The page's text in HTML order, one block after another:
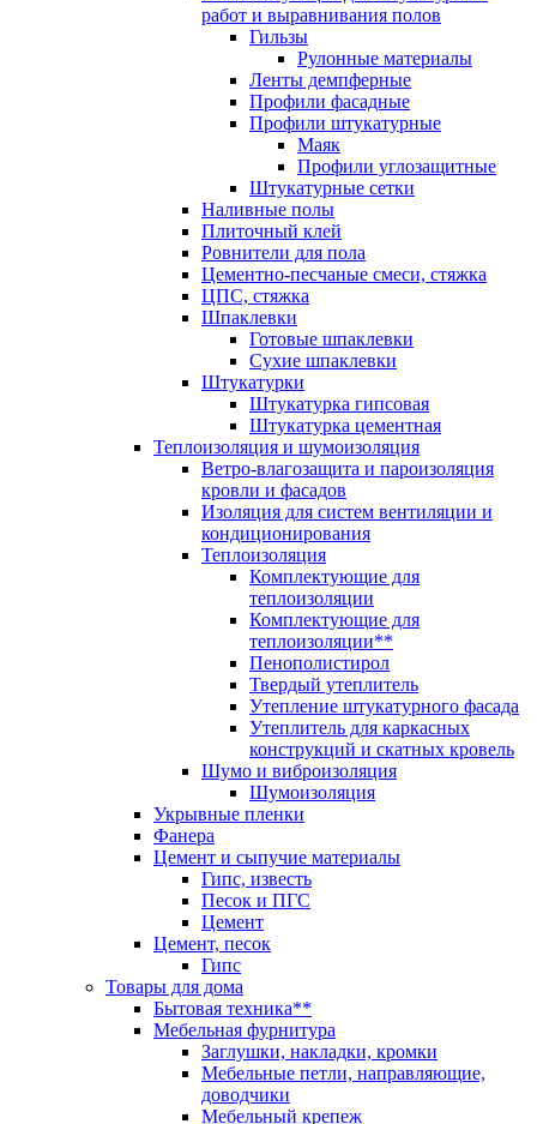
работ и выравнивания полов
Гильзы
Рулонные материалы
Ленты демпферные
Профили фасадные
Профили штукатурные
Маяк
Профили углозащитные
Штукатурные сетки
Наливные полы
Плиточный клей
Ровнители для пола
Цементно-песчаные смеси, стяжка
ЦПС, стяжка
Шпаклевки
Готовые шпаклевки
Сухие шпаклевки
Штукатурки
Штукатурка гипсовая
Штукатурка цементная
Теплоизоляция и шумоизоляция
Ветро-влагозащита и пароизоляция
кровли и фасадов
Изоляция для систем вентиляции и
кондиционирования
Теплоизоляция
Комплектующие для
теплоизоляции
Комплектующие для
теплоизоляции**
Пенополистирол
Твердый утеплитель
Утепление штукатурного фасада
Утеплитель для каркасных
конструкций и скатных кровель
Шумо и виброизоляция
Шумоизоляция
Укрывные пленки
Фанера
Цемент и сыпучие материалы
Гипс, известь
Песок и ПГС
Цемент
Цемент, песок
Гипс
Товары для дома
Бытовая техника**
Мебельная фурнитура
Заглушки, накладки, кромки
Мебельные петли, направляющие,
доводчики
Мебельный крепеж